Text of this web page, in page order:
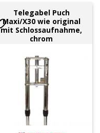
Telegabel Puch
Maxi/X30 wie original
mit Schlossaufnahme,
chrom